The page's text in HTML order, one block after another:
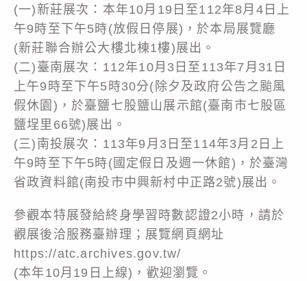
(一)新莊展次：本年10月19日至112年8月4日上
午9時至下午5時(放假日停展)，於本局展覽廳
(新莊聯合辦公大樓北棟1樓)展出。
(二)臺南展次：112年10月3日至113年7月31日
上午9時至下午5時30分(除夕及政府公告之颱風
假休園)，於臺鹽七股鹽山展示館(臺南市七股區
鹽埕里66號)展出。
(三)南投展次：113年9月3日至114年3月2日上
午9時至下午5時(國定假日及週一休館)，於臺灣
省政資料館(南投市中興新村中正路2號)展出。
參觀本特展發給終身學習時數認證2小時，請於
觀展後洽服務臺辦理；展覽網頁網址
https://atc.archives.gov.tw/
(本年10月19日上線)，歡迎瀏覽。